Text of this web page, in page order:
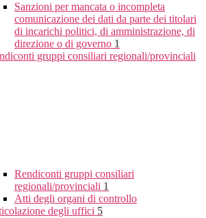
Sanzioni per mancata o incompleta
comunicazione dei dati da parte dei titolari
di incarichi politici, di amministrazione, di
direzione o di governo 1
gruppi consiliari regionali/provinciali
Rendiconti gruppi consiliari
regionali/provinciali 1
Atti degli organi di controllo
degli uffici 5